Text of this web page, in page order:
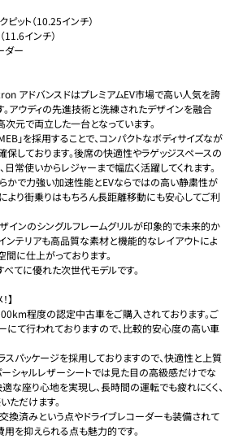
ット（10.25インチ）
11.6インチ）
ダー
アドバンスドはプレミアムEV市場で高い人気を誇
。アウディの先進技術と洗練されたデザインを融合
元で両立した一台となっています。
」を採用することで、コンパクトなボディサイズなが
保しております。後席の快適性やラゲッジスペースの
常使いからレジャーまで幅広く活躍してくれます。
かで力強い加速性能とEVならではの高い静粛性が
より街乗りはもちろん長距離移動にも安心してご利
インのシングルフレームグリルが印象的で未来的か
ンテリアも高品質な素材と機能的なレイアウトによ
間に仕上がっております。
てに優れた次世代モデルです。
】
程度の認定中古車をご購入されております。ご
にて行われておりますので、比較的安心度の高い車
スパッケージを採用しておりますので、快適性と上質
ーシャルレザーシートでは見た目の高級感だけでな
な座り心地を実現し、長時間の運転でも疲れにくく、
ただけます。
換済みという点やドライブレコーダーも装備されて
を抑えられる点も魅力的です。